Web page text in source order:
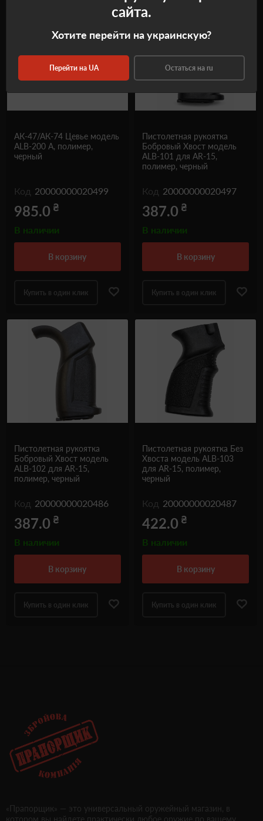
АК-47/АК-74 Цевье модель
ALB-200 A, полимер,
черный
Код 20000000020499
985.0 ₴
В наличии
в корзину
Купить в один клик
Пистолетная рукоятка
Бобровый Хвост модель
ALB-101 для AR-15,
полимер, черный
Код 20000000020497
387.0 ₴
В наличии
в корзину
Купить в один клик
Пистолетная рукоятка
Бобровый Хвост модель
ALB-102 для AR-15,
полимер, черный
Код 20000000020486
387.0 ₴
В наличии
в корзину
Купить в один клик
Пистолетная рукоятка Без
Хвоста модель ALB-103
для AR-15, полимер,
черный
Код 20000000020487
422.0 ₴
В наличии
в корзину
Купить в один клик
«Прапорщик» — это универсальный оружейный магазин, в
котором вы найдете практически любое оружие по вашему
сайта.
Хотите перейти на украинскую?
Перейти на UA Остаться на ru